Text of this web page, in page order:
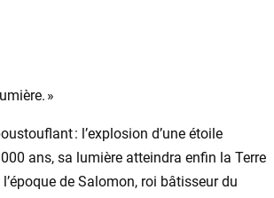
»
: l’explosion d’une étoile
ans, sa lumière atteindra enfin la Terre
de Salomon, roi bâtisseur du